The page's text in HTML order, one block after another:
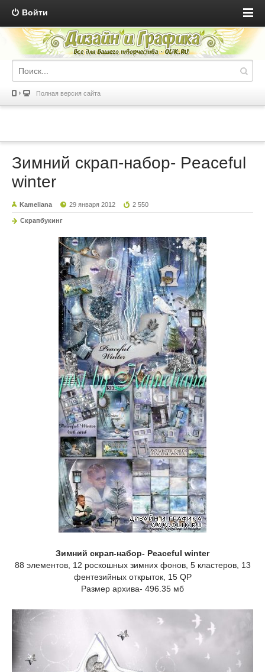
Войти
Полная версия сайта
Зимний скрап-набор- Peaceful
winter
Kameliana 29 января 2012 2 550
Скрапбукинг
Зимний скрап-набор- Peaceful winter
88 элементов, 12 роскошных зимних фонов, 5 кластеров, 13
фентезийных открыток, 15 QP
Размер архива- 496.35 мб